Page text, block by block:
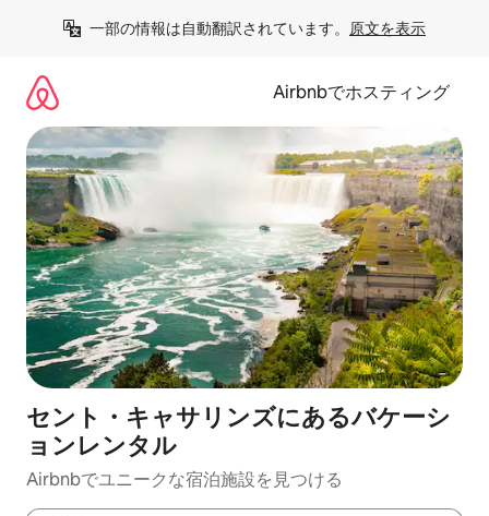
一部の情報は自動翻訳されています。 原文を表示
Airbnbでホスティング
セント・キャサリンズにあるバケーシ
ョンレンタル
Airbnbでユニークな宿泊施設を見つける